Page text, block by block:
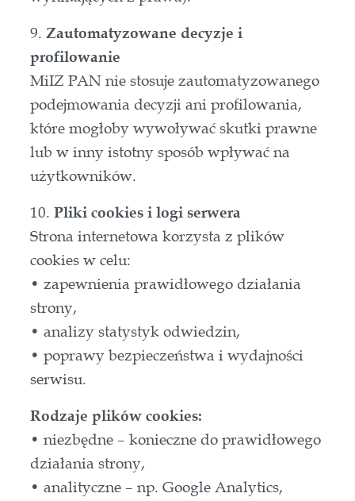
9. Zautomatyzowane decyzje i
profilowanie
MiIZ PAN nie stosuje zautomatyzowanego
podejmowania decyzji ani profilowania,
które mogłoby wywoływać skutki prawne
lub w inny istotny sposób wpływać na
użytkowników.
10. Pliki cookies i logi serwera
Strona internetowa korzysta z plików
cookies w celu:
• zapewnienia prawidłowego działania
strony,
• analizy statystyk odwiedzin,
• poprawy bezpieczeństwa i wydajności
serwisu.
Rodzaje plików cookies:
• niezbędne – konieczne do prawidłowego
działania strony,
• analityczne – np. Google Analytics,